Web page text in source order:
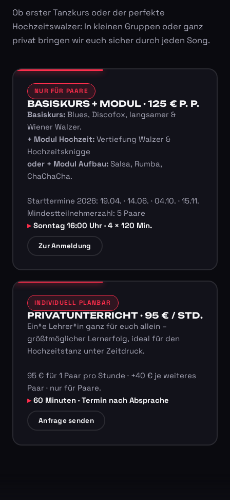
Ob erster Tanzkurs oder der perfekte
Hochzeitswalzer: In kleinen Gruppen oder ganz
privat bringen wir euch sicher durch jeden Song.
NUR FÜR PAARE
BASISKURS + MODUL · 125 € P. P.
Basiskurs:Blues, Discofox, langsamer &
Wiener Walzer.
+ Modul Hochzeit:Vertiefung Walzer &
Hochzeitsknigge
oder + Modul Aufbau:Salsa, Rumba,
ChaChaCha.
Starttermine 2026: 19.04. · 14.06. · 04.10. · 15.11.
Mindestteilnehmerzahl: 5 Paare
Sonntag 16:00 Uhr · 4 × 120 Min.
Zur Anmeldung
INDIVIDUELL PLANBAR
PRIVATUNTERRICHT · 95 € / STD.
Ein*e Lehrer*in ganz für euch allein –
größtmöglicher Lernerfolg, ideal für den
Hochzeitstanz unter Zeitdruck.
95 € für 1 Paar pro Stunde · +40 € je weiteres
Paar · nur für Paare.
60 Minuten · Termin nach Absprache
Anfrage senden